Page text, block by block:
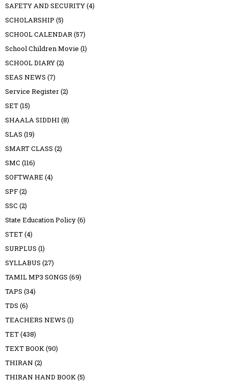
SAFETY AND SECURITY(4)
SCHOLARSHIP (5)
SCHOOL CALENDAR(57)
School Children Movie (1)
SCHOOL DIARY(2)
SEAS NEWS (7)
Service Register(2)
SET(15)
SHAALA SIDDHI (8)
SLAS (19)
SMART CLASS (2)
SMC (116)
SOFTWARE (4)
SPF(2)
SSC (2)
State Education Policy(6)
STET(4)
SURPLUS (1)
SYLLABUS (27)
TAMIL MP3 SONGS (69)
TAPS (34)
TDS (6)
TEACHERS NEWS (1)
TET(438)
TEXT BOOK(90)
THIRAN (2)
THIRAN HAND BOOK(5)